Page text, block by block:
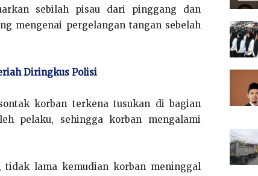
sebilah pisau dari pinggang dan
mengenai pergelangan tangan sebelah
Diringkus Polisi
korban terkena tusukan di bagian
pelaku, sehingga korban mengalami
tidak lama kemudian korban meninggal